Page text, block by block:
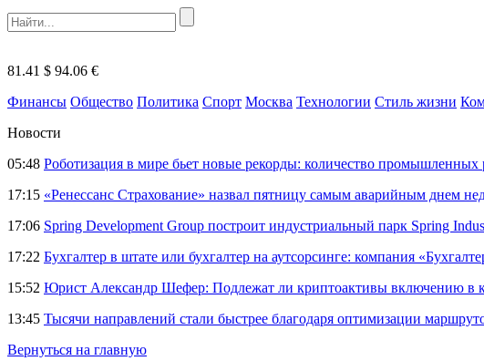
81.41 $ 94.06 €
Финансы Общество Политика Спорт Москва Технологии Стиль жизни
Новости
05:48 Роботизация в мире бьет новые рекорды: количество промышленных
17:15 «Ренессанс Страхование» назвал пятницу самым аварийным днем
17:06 Spring Development Group построит индустриальный парк Spring
17:22 Бухгалтер в штате или бухгалтер на аутсорсинге: компания
15:52 Юрист Александр Шефер: Подлежат ли криптоактивы включению в
13:45 Тысячи направлений стали быстрее благодаря оптимизации
Вернуться на главную